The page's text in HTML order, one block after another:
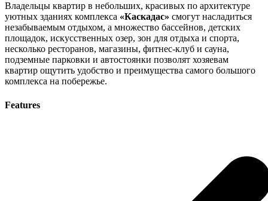
Владельцы квартир в небольших, красивых по архитектуре
уютных зданиях комплекса «Каскадас» смогут насладиться
незабываемым отдыхом, а множество бассейнов, детских
площадок, искусственных озер, зон для отдыха и спорта,
несколько ресторанов, магазины, фитнес-клуб и сауна,
подземные парковки и автостоянки позволят хозяевам
квартир ощутить удобство и преимущества самого большого
комплекса на побережье.
Features